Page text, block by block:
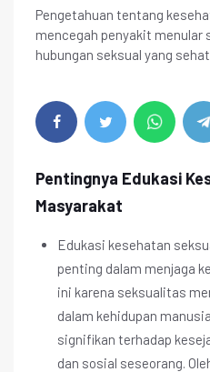
Pengetahuan tentang
mencegah penyakit menular
hubungan seksual yang
Pentingnya Edukasi
Masyarakat
Edukasi kesehatan
penting dalam menjaga
ini karena seksualitas
dalam kehidupan
signifikan terhadap
dan sosial seseorang.